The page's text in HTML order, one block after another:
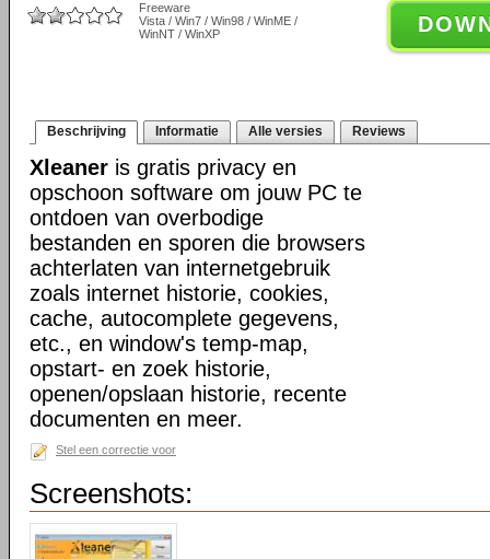
Freeware
Vista / Win7 / Win98 / WinME /
WinNT / WinXP
Beschrijving Informatie Alle versies Reviews
Xleaner is gratis privacy en
opschoon software om jouw PC te
ontdoen van overbodige
bestanden en sporen die browsers
achterlaten van internetgebruik
zoals internet historie, cookies,
cache, autocomplete gegevens,
etc., en window's temp-map,
opstart- en zoek historie,
openen/opslaan historie, recente
documenten en meer.
Stel een correctie voor
Screenshots: